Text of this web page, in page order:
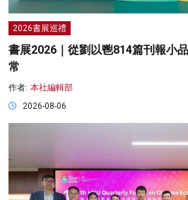
2026書展巡禮
書展2026｜從劉以鬯814篇刊報小
常
作者: 本社編輯部
2026-08-06